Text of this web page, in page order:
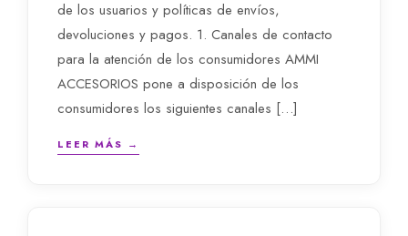
de los usuarios y políticas de envíos,
devoluciones y pagos. 1. Canales de contacto
para la atención de los consumidores AMMI
ACCESORIOS pone a disposición de los
consumidores los siguientes canales […]
LEER MÁS →